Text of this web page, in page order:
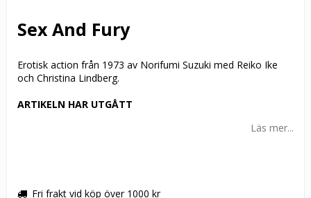
Sex And Fury
Erotisk action från 1973 av Norifumi Suzuki med Reiko Ike
och Christina Lindberg.
ARTIKELN HAR UTGÅTT
Läs mer...
Fri frakt vid köp över 1000 kr